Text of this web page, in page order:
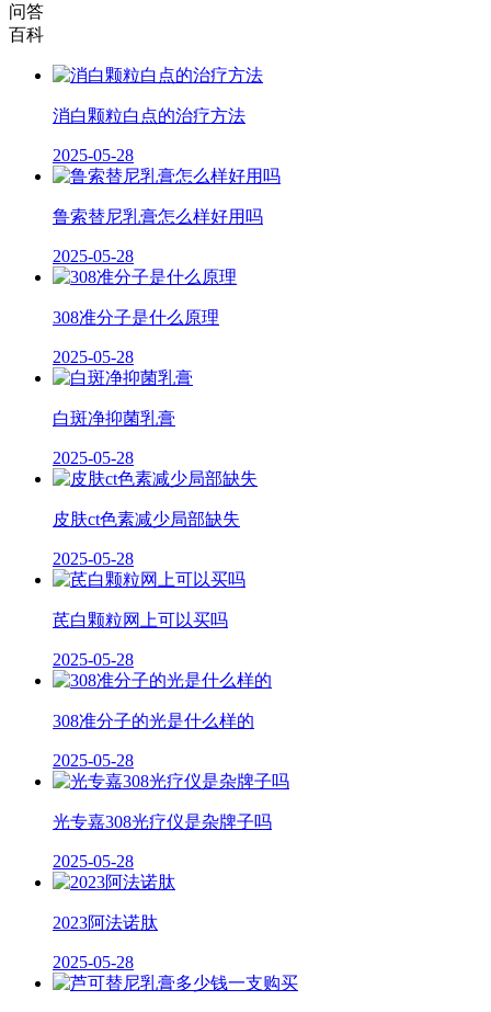
问答
百科
消白颗粒白点的治疗方法
2025-05-28
鲁索替尼乳膏怎么样好用吗
2025-05-28
308准分子是什么原理
2025-05-28
白斑净抑菌乳膏
2025-05-28
皮肤ct色素减少局部缺失
2025-05-28
芪白颗粒网上可以买吗
2025-05-28
308准分子的光是什么样的
2025-05-28
光专嘉308光疗仪是杂牌子吗
2025-05-28
2023阿法诺肽
2025-05-28